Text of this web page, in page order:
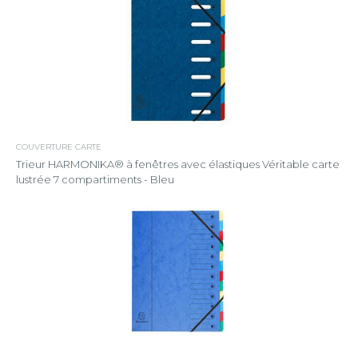
COUVERTURE CARTE
Trieur HARMONIKA® à fenêtres avec élastiques Véritable carte
lustrée 7 compartiments - Bleu